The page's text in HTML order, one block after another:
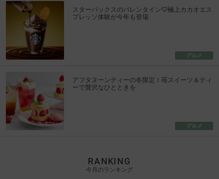
スターバックスのバレンタイン♡極上カカオエス
プレッソ体験が今年も登場
グルメ
アフタヌーンティーの冬限定！苺スイーツ＆ティ
ーで贅沢なひとときを
グルメ
RANKING
今月のランキング